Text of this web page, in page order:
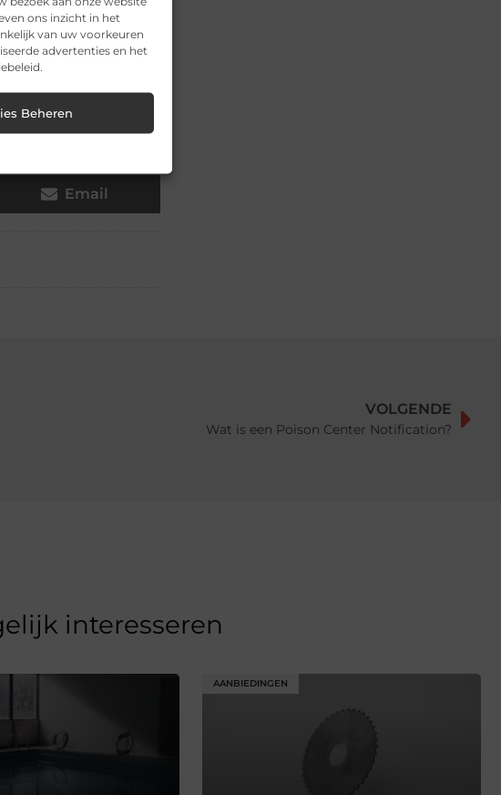
ons inzicht in het
van uw voorkeuren
advertenties en het
Beheren
▼
Email
VOLGENDE
Wat is een Poison Center Notification?
interesseren
AANBIEDINGEN